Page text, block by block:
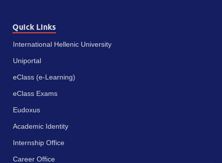
Quick Links
International Hellenic University
Uniportal
eClass (e-Learning)
eClass Exams
Eudoxus
Academic Identity
Internship Office
Career Office